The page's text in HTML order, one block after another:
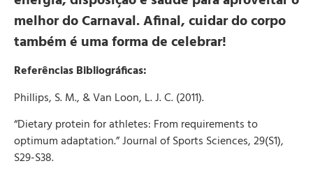
melhor do Carnaval. Afinal, cuidar do corpo
também é uma forma de celebrar!
Referências Bibliográficas:
Phillips, S. M., & Van Loon, L. J. C. (2011).
“Dietary protein for athletes: From requirements to
optimum adaptation.” Journal of Sports Sciences, 29(S1),
S29-S38.